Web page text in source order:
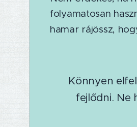
folyamatosan
hamar rájössz,
Könnyen
fejlődni. Ne